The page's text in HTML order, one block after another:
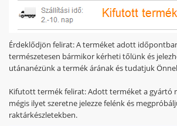
Érdeklődjön felirat: A terméket adott
természetesen bármikor kérheti tőlünk és
utánanézünk a termék árának és tudatjuk
Kifutott termék felirat: Adott terméket a gyártó
mégis ilyet szeretne jelezze felénk és
raktárkészletekben.